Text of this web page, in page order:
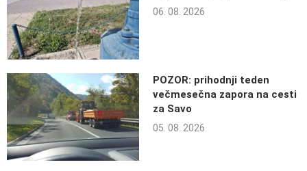
06. 08. 2026
POZOR: prihodnji teden
večmesečna zapora na cesti
za Savo
05. 08. 2026